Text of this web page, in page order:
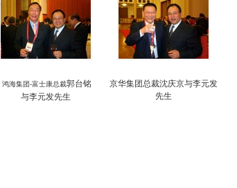
鸿海集团-富士康总裁郭台铭
与李元发先生
京华集团总裁沈庆京与李元发
先生